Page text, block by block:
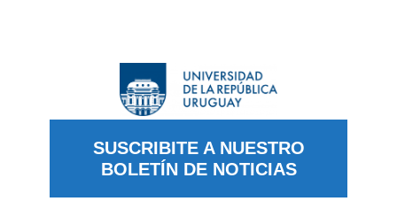
SUSCRIBITE A NUESTRO
BOLETÍN DE NOTICIAS